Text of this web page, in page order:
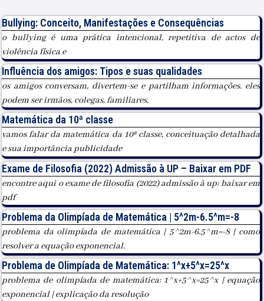
Bullying: Conceito, Manifestações e Consequências
o bullying é uma prática intencional, repetitiva de actos de
violência física e
Influência dos amigos: Tipos e suas qualidades
os amigos conversam, divertem-se e partilham informações. eles
podem ser irmãos, colegas, familiares,
Matemática da 10ª classe
vamos falar da matemática da 10ª classe, conceituação detalhada
e sua importância publicidade
Exame de Filosofia (2022) Admissão à UP – Baixar em PDF
encontre aqui o exame de filosofia (2022) admissão à up: baixar em
pdf
Problema da Olimpíada de Matemática | 5^2m-6.5^m=-8
problema da olimpíada de matemática | 5^2m-6.5^m=-8 | como
resolver a equação exponencial.
Problema de Olimpíada de Matemática: 1^x+5^x=25^x
problema de olimpíada de matemática: 1^x+5^x=25^x | equação
exponencial | explicação da resolução